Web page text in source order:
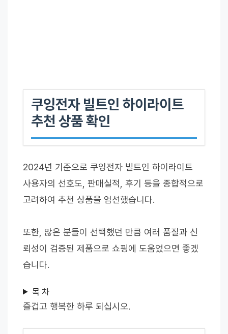
쿠잉전자 빌트인 하이라이트
추천 상품 확인
2024년 기준으로 쿠잉전자 빌트인 하이라이트
사용자의 선호도, 판매실적, 후기 등을 종합적으로
고려하여 추천 상품을 엄선했습니다.
또한, 많은 분들이 선택했던 만큼 여러 품질과 신
뢰성이 검증된 제품으로 쇼핑에 도움었으면 좋겠
습니다.
목 차
즐겁고 행복한 하루 되십시오.